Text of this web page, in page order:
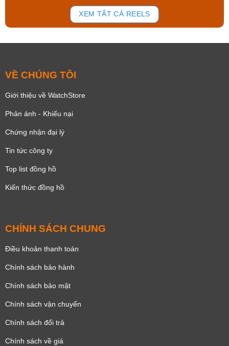
136
XEM TẤT CẢ REELS
VỀ CHÚNG TÔI
Giới thiệu về WatchStore
Phản ánh - Khiếu nại
Chứng nhận đại lý
Tin tức công ty
Top list đồng hồ
Kiến thức đồng hồ
CHÍNH SÁCH CHUNG
Điều khoản thanh toán
Chính sách bảo hành
Chính sách bảo mật
Chính sách vận chuyển
Chính sách đổi trả
Chính sách về giá